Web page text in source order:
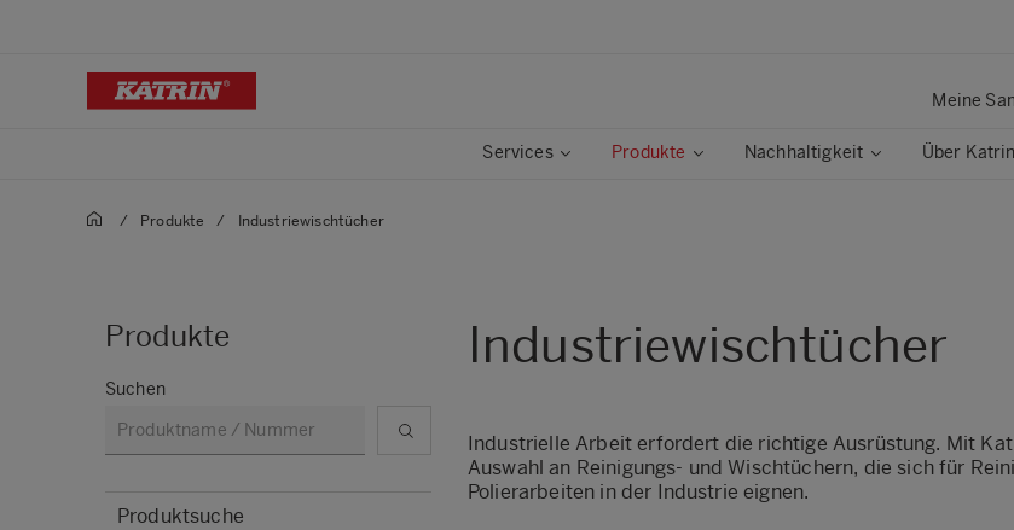
Meine
Services Produkte Nachhaltigkeit Über Katrin
/ Produkte / Industriewischtücher
Industriewischtücher
Industrielle Arbeit erfordert die richtige Ausrüstung. Mit
Auswahl an Reinigungs- und Wischtüchern, die sich für
Polierarbeiten in der Industrie eignen.​
Produkte
Suchen
Produktsuche